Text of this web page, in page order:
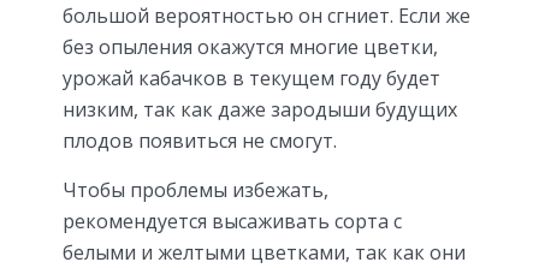
большой вероятностью он сгниет. Если же
без опыления окажутся многие цветки,
урожай кабачков в текущем году будет
низким, так как даже зародыши будущих
плодов появиться не смогут.
Чтобы проблемы избежать,
рекомендуется высаживать сорта с
белыми и желтыми цветками, так как они